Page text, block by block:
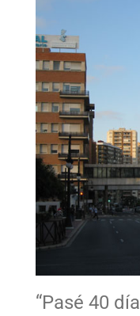
“Pasé 40